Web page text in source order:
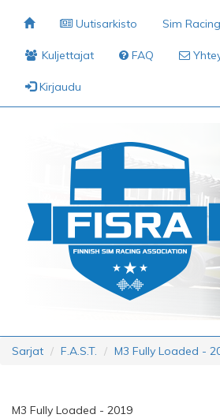
Uutisarkisto Sim Racing
Kuljettajat FAQ
Kirjaudu
Sarjat F.A.S.T. M3 Fully Loaded -
M3 Fully Loaded - 2019